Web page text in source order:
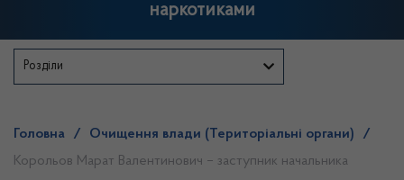
наркотиками
Розділи
Головна / Очищення влади (Територіальні органи)
/
Корольов Марат Валентинович – заступник начальника